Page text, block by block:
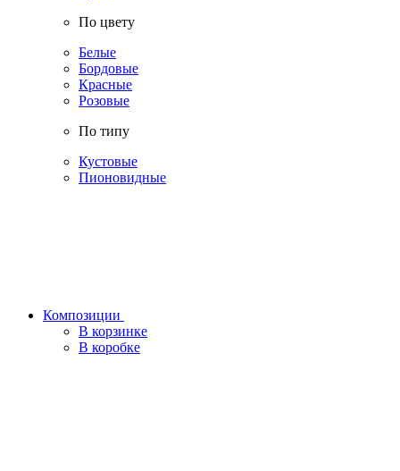
По цвету
Белые
Бордовые
Красные
Розовые
По типу
Кустовые
Пионовидные
Композиции
В корзинке
В коробке